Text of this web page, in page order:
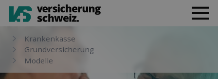
Kranken­kasse
Grund­versicherung
Modelle